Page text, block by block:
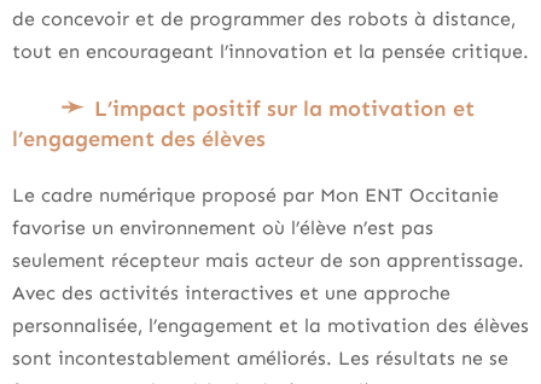
de concevoir et de programmer des robots à distance,
tout en encourageant l’innovation et la pensée critique.
L’impact positif sur la motivation et
l’engagement des élèves
Le cadre numérique proposé par Mon ENT Occitanie
favorise un environnement où l’élève n’est pas
seulement récepteur mais acteur de son apprentissage.
Avec des activités interactives et une approche
personnalisée, l’engagement et la motivation des élèves
sont incontestablement améliorés. Les résultats ne se